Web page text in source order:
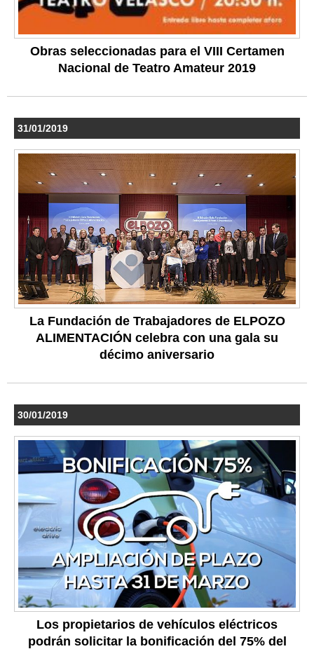
Obras seleccionadas para el VIII Certamen
Nacional de Teatro Amateur 2019
31/01/2019
La Fundación de Trabajadores de ELPOZO
ALIMENTACIÓN celebra con una gala su
décimo aniversario
30/01/2019
Los propietarios de vehículos eléctricos
podrán solicitar la bonificación del 75% del